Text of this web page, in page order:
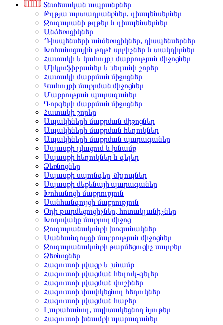
Տնտեսական ապրանքներ
Թղթյա արտադրանքներ, դիսպենսերներ
Զուգարանի թղթեր և դիսպենսերներ
Անձեռոցիկներ
Դիսպենսերի անձեռոցիկներ, դիսպենսերներ
Խոհանոցային թղթե սրբիչներ և տակդիրներ
Հատակի և կահույքի մաքրության միջոցներ
Միկրոֆիբրաներ և սեղանի շորեր
Հատակի մաքրման միջոցներ
Կահույքի մաքրման միջոցներ
Մաքրության պարագաներ
Գորգերի մաքրման միջոցներ
Հատակի շորեր
Ապակիների մաքրման միջոցներ
Ապակիների մաքրման հեղուկներ
Ապակիների մաքրման պարագաներ
Սպասքի լվացում և խնամք
Սպասքի հեղուկներ և գելեր
Ձեռնոցներ
Սպասքի սպունգեր, ճիլոպներ
Սպասքի մեքենայի պարագաներ
Խոհանոցի մաքրություն
Սանհանգույցի մաքրություն
Օդի թարմեցուցիչներ, հոտակլանիչներ
Խողովակը մաքրող միջոց
Զուգարանակոնքի խոզանակներ
Սանհանգույցի մաքրության միջոցներ
Զուգարանակոնքի թարմեցուցիչ սարքեր
Ձեռնոցներ
Հագուստի լվացք և խնամք
Հագուստի լվացման հեղուկ-գելեր
Հագուստի լվացման փոշիներ
Հագուստի փափկեցնող հեղուկներ
Հագուստի լվացման հաբեր
Լաքահանող, սպիտակեցնող նյութեր
Հագուստի խնամքի պարագաներ